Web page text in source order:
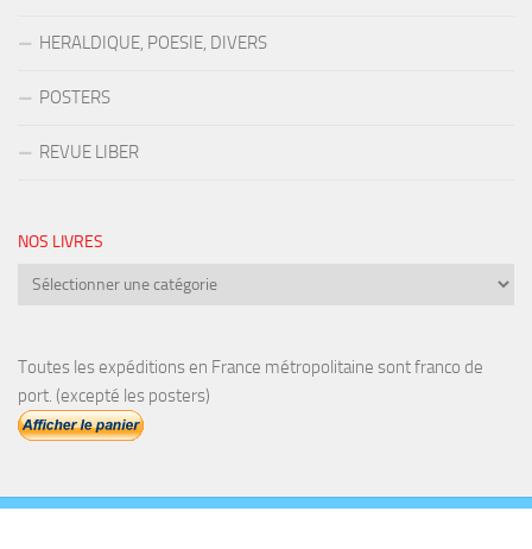
HERALDIQUE, POESIE, DIVERS
POSTERS
REVUE LIBER
NOS LIVRES
Nos
Toutes les expéditions en France métropolitaine sont franco de
port. (excepté les posters)